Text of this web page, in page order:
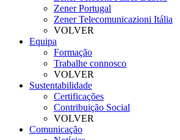
Zener Portugal
Zener Telecomunicazioni Itália
VOLVER
Equipa
Formação
Trabalhe connosco
VOLVER
Sustentabilidade
Certificações
Contribuição Social
VOLVER
Comunicação